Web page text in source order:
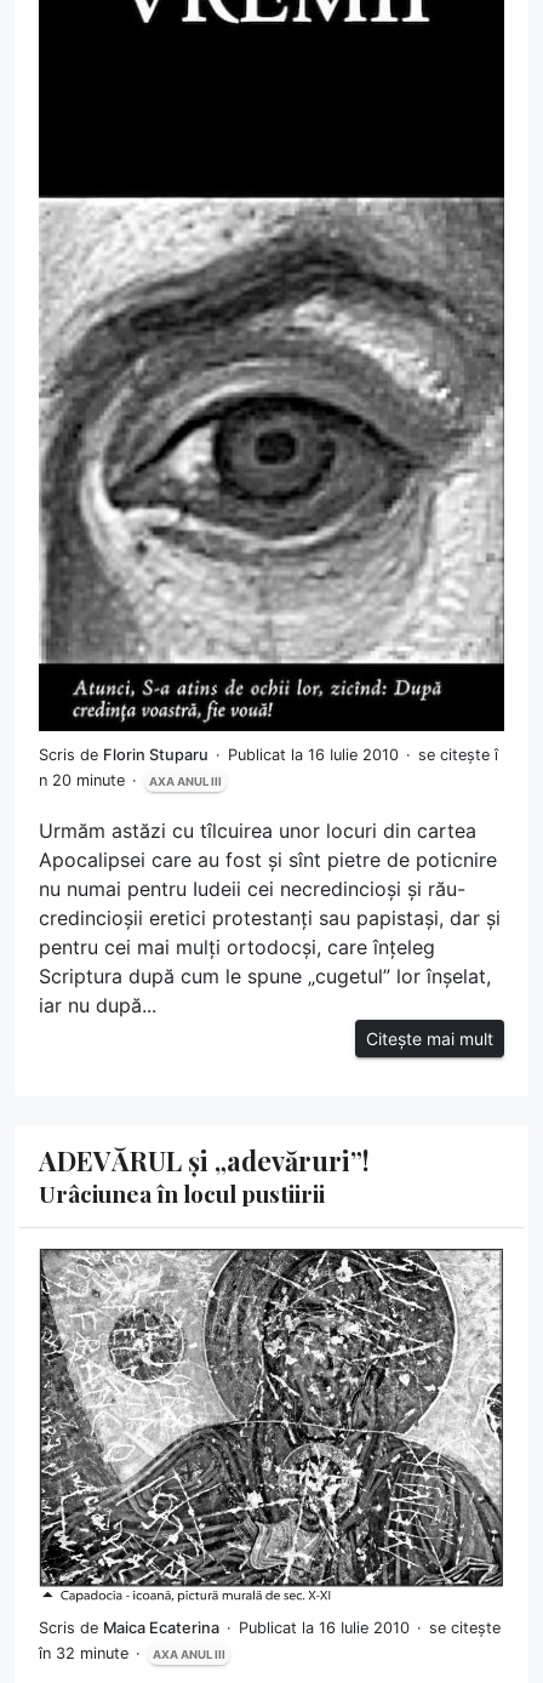
Scris de Florin Stuparu Publicat la 16 Iulie 2010
se citește î
n 20 minute
AXA ANUL III
Urmăm astăzi cu tîlcuirea unor locuri din cartea
Apocalipsei care au fost și sînt pietre de poticnire
nu numai pentru Iudeii cei necredincioși și rău-
credincioșii eretici protestanți sau papistași, dar și
pentru cei mai mulți ortodocși, care înțeleg
Scriptura după cum le spune „cugetul” lor înșelat,
iar nu după...
Citește mai mult
ADEVĂRUL și „adevăruri”!
Urâciunea în locul pustiirii
Scris de Maica Ecaterina Publicat la 16 Iulie 2010
se citește
în 32 minute
AXA ANUL III